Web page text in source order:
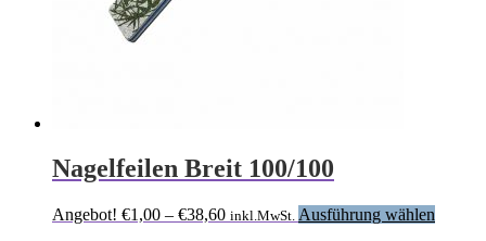
Nagelfeilen Breit 100/100
Angebot! €1,00 – €38,60Preisspanne:
inkl.MwSt. Ausführung wählen